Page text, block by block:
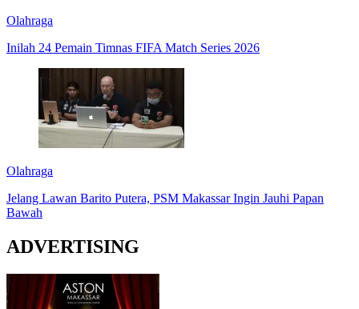
Olahraga
Inilah 24 Pemain Timnas FIFA Match Series 2026
Olahraga
Jelang Lawan Barito Putera, PSM Makassar Ingin Jauhi Papan
Bawah
ADVERTISING